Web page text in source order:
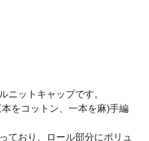
ニットキャップです。
をコットン、一本を麻)手編
ており、ロール部分にボリュ